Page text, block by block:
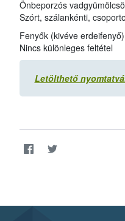
Önbeporzós
Szórt, szálankénti,
Fenyők (kivéve erdeifenyő)
Nincs különleges feltétel
Letölthető